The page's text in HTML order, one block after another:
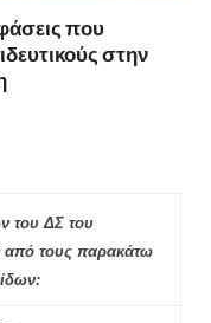
που
στην
του ΔΣ του
από τους παρακάτω